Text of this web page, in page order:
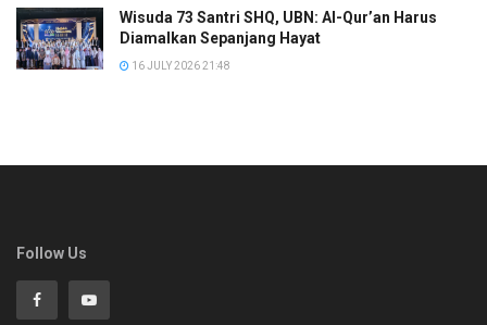
Wisuda 73 Santri SHQ, UBN: Al-Qur’an Harus
Diamalkan Sepanjang Hayat
16 JULY 2026 21:48
Follow Us